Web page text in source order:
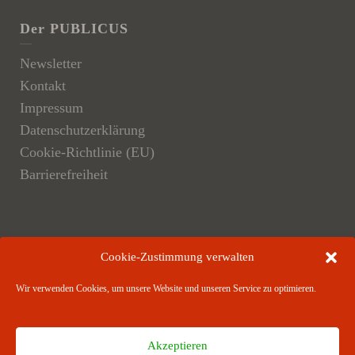
Cookie-Zustimmung verwalten
Wir verwenden Cookies, um unsere Website und unseren Service zu optimieren.
Akzeptieren
Der PUBLICUS
Newsletter
Kontakt
Impressum
Datenschutzerklärung
Cookie-Richtlinie (EU)
Barrierefreiheit